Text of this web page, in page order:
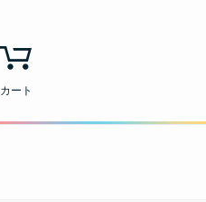
カート